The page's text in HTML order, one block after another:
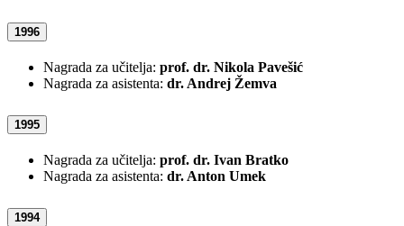
1996
Nagrada za učitelja: prof. dr. Nikola Pavešić
Nagrada za asistenta: dr. Andrej Žemva
1995
Nagrada za učitelja: prof. dr. Ivan Bratko
Nagrada za asistenta: dr. Anton Umek
1994